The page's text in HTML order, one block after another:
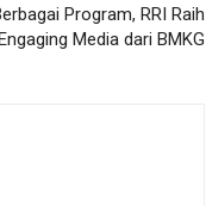
Program, RRI Raih
Media dari BMKG